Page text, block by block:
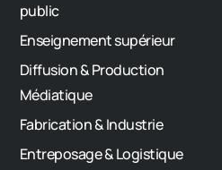
public
Enseignement supérieur
Diffusion & Production
Médiatique
Fabrication & Industrie
Entreposage & Logistique